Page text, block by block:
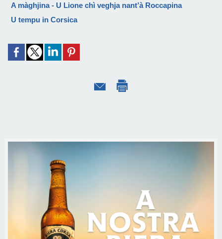
A màghjina - U Lione chì veghja nant’à Roccapina
U tempu in Corsica